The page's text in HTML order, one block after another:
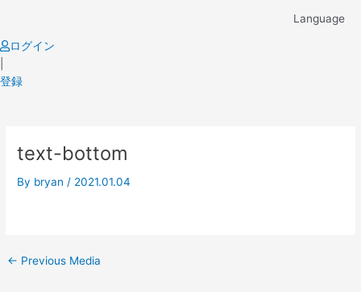
content
Language
ログイン
登録
text-bottom
By bryan / 2021.01.04
navigation
← Previous Media